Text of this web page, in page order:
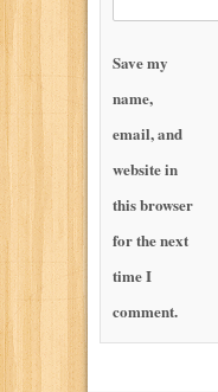
Save my
name,
email, and
website in
this browser
for the next
time I
comment.